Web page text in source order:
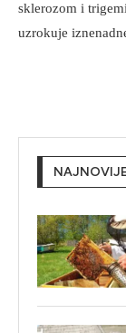
sklerozom i
uzrokuje